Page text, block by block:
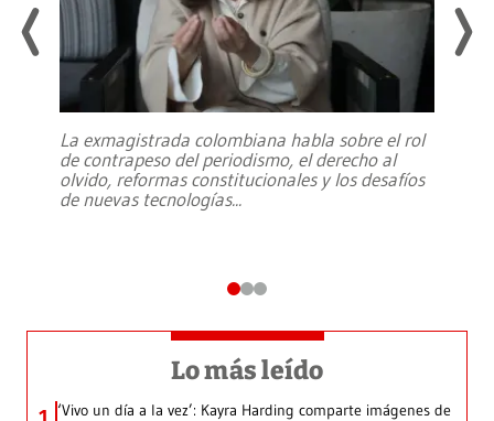
La exmagistrada colombiana habla sobre el rol
de contrapeso del periodismo, el derecho al
olvido, reformas constitucionales y los desafíos
de nuevas tecnologías...
Lo más leído
‘Vivo un día a la vez’: Kayra Harding comparte imágenes de